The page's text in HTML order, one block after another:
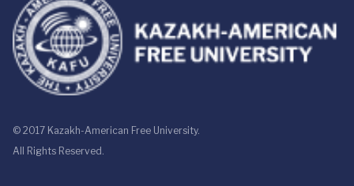
© 2017 Kazakh-American Free University.
All Rights Reserved.